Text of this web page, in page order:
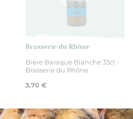
Brasserie du Rhône
Bière Baraque Blanche 33cl -
Brasserie du Rhône
3,70 €